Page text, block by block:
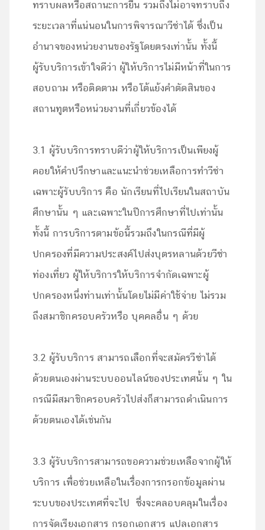
ทราบผลหรือสถานะการยื่น รวมถึงไม่อาจทราบถึง
ระยะเวลาที่แน่นอนในการพิจารณาวีซ่าได้ ซึ่งเป็น
อำนาจของหน่วยงานของรัฐโดยตรงเท่านั้น ทั้งนี้
ผู้รับบริการเข้าใจดีว่า ผู้ให้บริการไม่มีหน้าที่ในการ
สอบถาม หรือติดตาม หรือโต้แย้งคำตัดสินของ
สถานทูตหรือหน่วยงานที่เกี่ยวข้องได้
3.1 ผู้รับบริการทราบดีว่าผู้ให้บริการเป็นเพียงผู้
คอยให้คำปรึกษาและแนะนำช่วยเหลือการทำวีซ่า
เฉพาะผู้รับบริการ คือ นักเรียนที่ไปเรียนในสถาบัน
ศึกษานั้น ๆ และเฉพาะในปีการศึกษาที่ไปเท่านั้น
ทั้งนี้ การบริการตามข้อนี้รวมถึงในกรณีที่มีผู้
ปกครองที่มีความประสงค์ไปส่งบุตรหลานด้วยวีซ่า
ท่องเที่ยว ผู้ให้บริการให้บริการจำกัดเฉพาะผู้
ปกครองหนึ่งท่านเท่านั้นโดยไม่มีค่าใช้จ่าย ไม่รวม
ถึงสมาชิกครอบครัวหรือ บุคคลอื่น ๆ ด้วย
3.2 ผู้รับบริการ สามารถเลือกที่จะสมัครวีซ่าได้
ด้วยตนเองผ่านระบบออนไลน์ของประเทศนั้น ๆ ใน
กรณีมีสมาชิกครอบครัวไปส่งก็สามารถดำเนินการ
ด้วยตนเองได้เช่นกัน
3.3 ผู้รับบริการสามารถขอความช่วยเหลือจากผู้ให้
บริการ เพื่อช่วยเหลือในเรื่องการกรอกข้อมูลผ่าน
ระบบของประเทศที่จะไป ซึ่งจะคลอบคลุมในเรื่อง
การจัดเรียงเอกสาร กรอกเอกสาร แปลเอกสาร